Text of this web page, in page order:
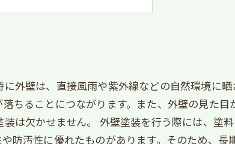
外壁は、直接風雨や紫外線などの自然環境に
ちることにつながります。また、外壁の見た
は欠かせません。 外壁塗装を行う際には、塗
防汚性に優れたものがあります。そのため、長